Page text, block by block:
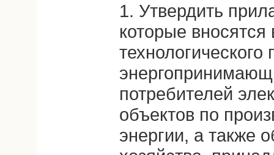
1. Утвердить
которые
потребителей
объектов по
энергии, а также